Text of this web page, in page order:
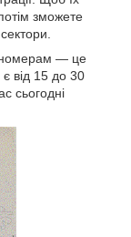
зможете
— це
від 15 до 30
сьогодні